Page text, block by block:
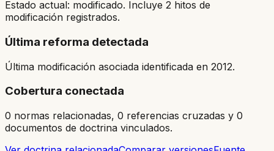
Estado actual: modificado. Incluye 2 hitos de
modificación registrados.
Última reforma detectada
Última modificación asociada identificada en 2012.
Cobertura conectada
0 normas relacionadas, 0 referencias cruzadas y 0
documentos de doctrina vinculados.